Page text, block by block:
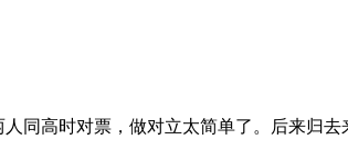
同高时对票，做对立太简单了。后来归